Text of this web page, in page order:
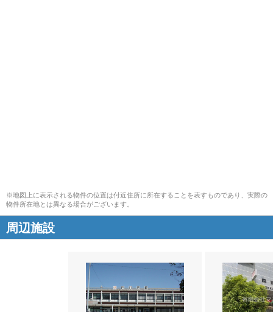
※地図上に表示される物件の位置は付近住所に所在することを表すものであり、実際の
物件所在地とは異なる場合がございます。
周辺施設